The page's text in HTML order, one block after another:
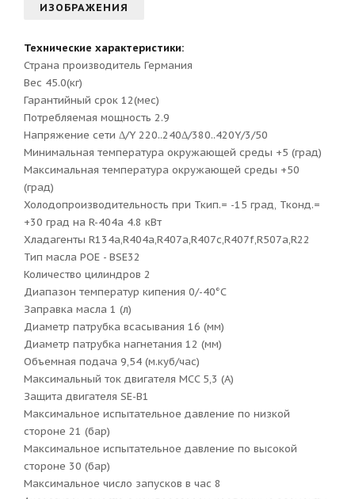
ИЗОБРАЖЕНИЯ
Технические характеристики:
Страна производитель Германия
Вес 45.0(кг)
Гарантийный срок 12(мес)
Потребляемая мощность 2.9
Напряжение сети Δ/Y 220..240Δ/380..420Y/3/50
Минимальная температура окружающей среды +5 (град)
Максимальная температура окружающей среды +50
(град)
Холодопроизводительность при Ткип.= -15 град, Тконд.=
+30 град на R-404a 4.8 кВт
Хладагенты R134a,R404a,R407a,R407c,R407f,R507a,R22
Тип масла POE - BSE32
Количество цилиндров 2
Диапазон температур кипения 0/-40°С
Заправка масла 1 (л)
Диаметр патрубка всасывания 16 (мм)
Диаметр патрубка нагнетания 12 (мм)
Объемная подача 9,54 (м.куб/час)
Максимальный ток двигателя MCC 5,3 (А)
Защита двигателя SE-B1
Максимальное испытательное давление по низкой
стороне 21 (бар)
Максимальное испытательное давление по высокой
стороне 30 (бар)
Максимальное число запусков в час 8